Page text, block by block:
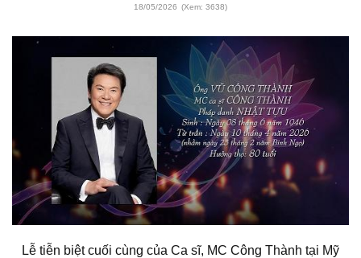
18/05/2026 (Xem: 3638)
Lễ tiễn biệt cuối cùng của Ca sĩ, MC Công Thành tại Mỹ